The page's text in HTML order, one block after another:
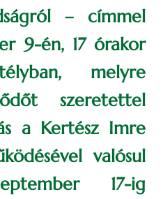
– címmel
9-én, 17 órakor
melyre
szeretettel
a Kertész Imre
valósul
17-ig